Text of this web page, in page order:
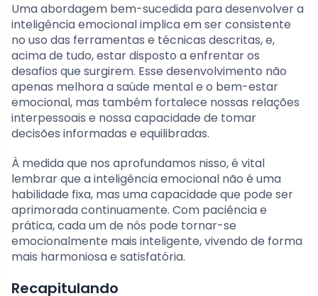
Uma abordagem bem-sucedida para desenvolver a
inteligência emocional implica em ser consistente
no uso das ferramentas e técnicas descritas, e,
acima de tudo, estar disposto a enfrentar os
desafios que surgirem. Esse desenvolvimento não
apenas melhora a saúde mental e o bem-estar
emocional, mas também fortalece nossas relações
interpessoais e nossa capacidade de tomar
decisões informadas e equilibradas.
À medida que nos aprofundamos nisso, é vital
lembrar que a inteligência emocional não é uma
habilidade fixa, mas uma capacidade que pode ser
aprimorada continuamente. Com paciência e
prática, cada um de nós pode tornar-se
emocionalmente mais inteligente, vivendo de forma
mais harmoniosa e satisfatória.
Recapitulando